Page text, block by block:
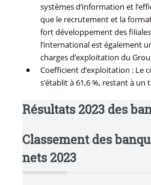
systèmes d’information et
que le recrutement et la
fort développement des
l’international est également
charges d’exploitation du
Coefficient d’exploitation : Le
s’établit à 61,6 %, restant à un
Résultats 2023 des
Classement des
nets 2023